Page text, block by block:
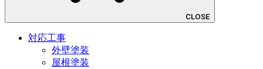
CLOSE
対応工事
外壁塗装
屋根塗装